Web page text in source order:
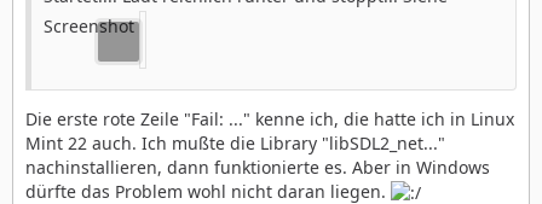
Screenshot
Die erste rote Zeile "Fail: ..." kenne ich, die hatte ich in Linux
Mint 22 auch. Ich mußte die Library "libSDL2_net..."
nachinstallieren, dann funktionierte es. Aber in Windows
dürfte das Problem wohl nicht daran liegen.